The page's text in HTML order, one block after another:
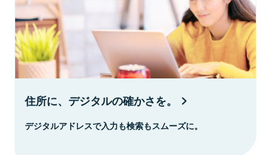
住所に、デジタルの確かさを。
デジタルアドレスで入力も検索もスムーズに。